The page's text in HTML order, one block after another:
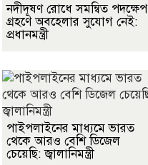
নদীদূষণ রোধে সমন্বিত পদক্ষেপ
গ্রহণে অবহেলার সুযোগ নেই:
প্রধানমন্ত্রী
পাইপলাইনের মাধ্যমে ভারত
থেকে আরও বেশি ডিজেল
চেয়েছি: জ্বালানিমন্ত্রী